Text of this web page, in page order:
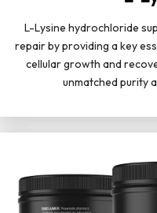
L-Lysine hydrochloride
repair by providing a key
cellular growth and
unmatched purity